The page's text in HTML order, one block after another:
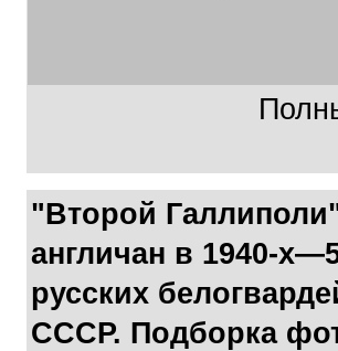
"Второй
англичан в 1940-
русских
СССР. Подборка